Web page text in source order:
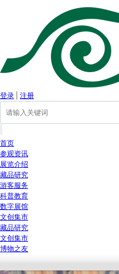
登录 注册
首页
参观资讯
展览介绍
藏品研究
游客服务
科普教育
数字展馆
文创集市
藏品研究
文创集市
博物之友